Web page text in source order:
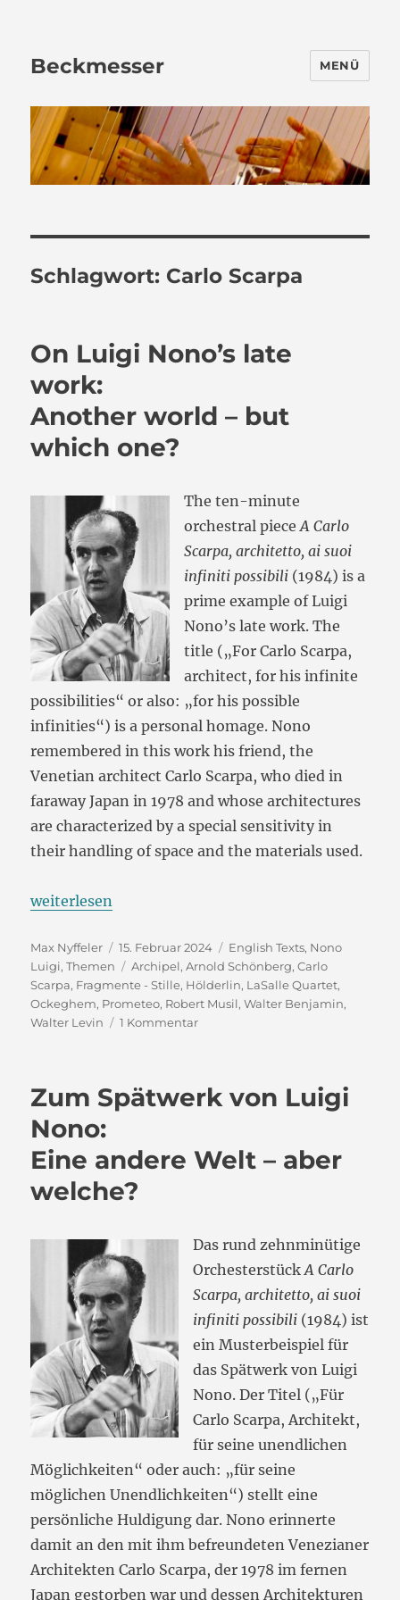
Beckmesser MENÜ
Schlagwort: Carlo Scarpa
On Luigi Nono’s late
work:
Another world – but
which one?
The ten-minute
orchestral pieceA Carlo
Scarpa, architetto, ai suoi
infiniti possibili (1984) is a
prime example of Luigi
Nono’s late work. The
title („For Carlo Scarpa,
architect, for his infinite
possibilities“ or also: „for his possible
infinities“) is a personal homage. Nono
remembered in this work his friend, the
Venetian architect Carlo Scarpa, who died in
faraway Japan in 1978 and whose architectures
are characterized by a special sensitivity in
their handling of space and the materials used.
„On Luigi Nono’s late work:
weiterlesen
Autor
Max Nyffeler
Veröffentlicht
am
15. Februar 2024 Kategorien
English Texts, Nono
Luigi,Themen Schlagwörter
Archipel,Arnold Schönberg,Carlo
Scarpa, Fragmente - Stille, Hölderlin, LaSalle Quartet,
Ockeghem, Prometeo, Robert Musil,Walter Benjamin,
Walter Levin
1 Kommentarzu
late
world
–
Zum Spätwerk von Luigi
Nono:
Eine andere Welt – aber
welche?
Das rund zehnminütige
OrchesterstückA Carlo
Scarpa, architetto, ai suoi
infiniti possibili (1984) ist
ein Musterbeispiel für
das Spätwerk von Luigi
Nono. Der Titel („Für
Carlo Scarpa, Architekt,
für seine unendlichen
Möglichkeiten“ oder auch: „für seine
möglichen Unendlichkeiten“) stellt eine
persönliche Huldigung dar. Nono erinnerte
damit an den mit ihm befreundeten Venezianer
Architekten Carlo Scarpa, der 1978 im fernen
Japan gestorben war und dessen Architekturen